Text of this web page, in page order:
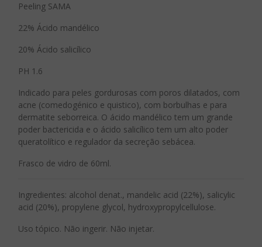
Peeling SAMA
22% Ácido mandélico
20% Ácido salicílico
PH 1.6
Indicado para peles gordurosas com poros dilatados, com
acne (comedogénico e quistico), com borbulhas e para
dermatite seborreica. O ácido mandélico tem um grande
poder bactericida e o ácido salicílico tem um alto poder
queratolítico e regulador da secreção sebácea.
Frasco de vidro de 60ml.
Ingredientes: alcohol denat., mandelic acid (22%), salicylic
acid (20%), propylene glycol, hydroxypropylcellulose.
Uso tópico. Não ingerir. Não injetar.